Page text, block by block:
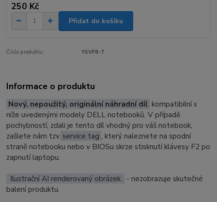
250 Kč
Přidat do košíku
Číslo produktu: Y5VF8-7
Informace o produktu
Nový, nepoužitý, originální náhradní díl kompatibilní s
níže uvedenými modely DELL notebooků. V případě
pochybností, zdali je tento díl vhodný pro váš notebook,
zašlete nám tzv. service tag , který naleznete na spodní
straně notebooku nebo v BIOSu skrze stisknutí klávesy F2 po
zapnutí laptopu.
Ilustrační AI renderovaný obrázek
- nezobrazuje skutečné
balení produktu.